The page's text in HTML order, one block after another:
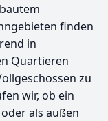
finden
in
Quartieren
zu
wir, ob ein
als außen